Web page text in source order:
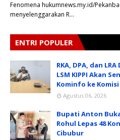
Fenomena hukumnews.my.id/
menyelenggarakan R…
ENTRI POPULER
RKA, DPA, dan
LSM KIPPI Akan
Kominfo ke
Agustus 06, 2026
Bupati Anton
Rohul Lepas 48
Cibubur